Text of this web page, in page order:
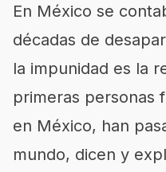
En México se
décadas de
la impunidad es la
primeras personas
en México, han
mundo, dicen y